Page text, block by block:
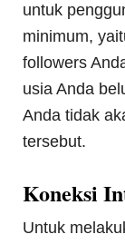
untuk
minimum,
followers
usia Anda
Anda tidak
tersebut.
Koneksi
Untuk